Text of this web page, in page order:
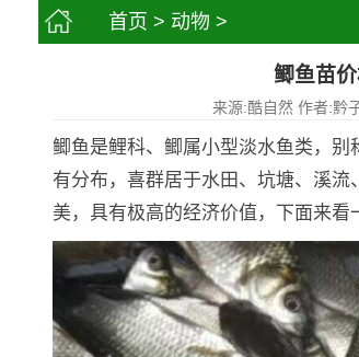
首页 > 动物 >
鲫鱼苗
来源:酷自然 作者:黔
鲫鱼是鲤科、鲫属小型淡水鱼类，
有分布，喜群居于水田、坑塘、溪
美，具有极高的经济价值，下面来看